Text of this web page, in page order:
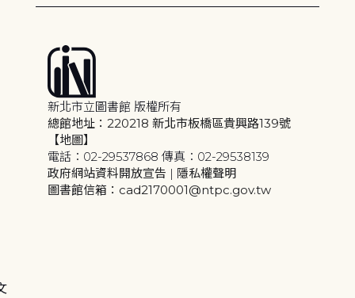
新北市立圖書館 版權所有
總館地址：220218 新北市板橋區貴興路139號
【地圖】
電話：02-29537868 傳真：02-29538139
政府網站資料開放宣告 | 隱私權聲明
圖書館信箱：cad2170001@ntpc.gov.tw